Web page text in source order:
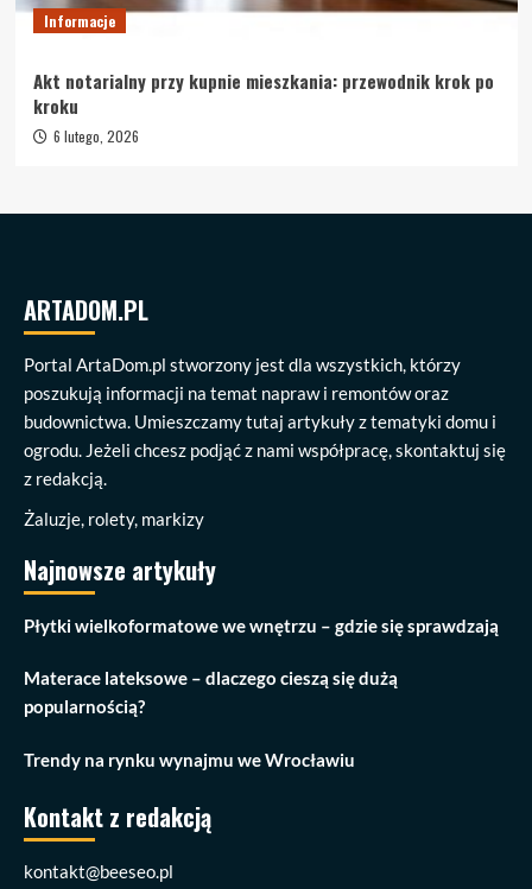
Informacje
Akt notarialny przy kupnie mieszkania: przewodnik krok po
kroku
6 lutego, 2026
ARTADOM.PL
Portal ArtaDom.pl stworzony jest dla wszystkich, którzy
poszukują informacji na temat napraw i remontów oraz
budownictwa. Umieszczamy tutaj artykuły z tematyki domu i
ogrodu. Jeżeli chcesz podjąć z nami współpracę, skontaktuj się
z redakcją.
Żaluzje, rolety, markizy
Najnowsze artykuły
Płytki wielkoformatowe we wnętrzu – gdzie się sprawdzają
Materace lateksowe – dlaczego cieszą się dużą
popularnością?
Trendy na rynku wynajmu we Wrocławiu
Kontakt z redakcją
kontakt@beeseo.pl